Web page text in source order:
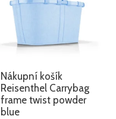
Nákupní košík
Reisenthel Carrybag
frame twist powder
blue